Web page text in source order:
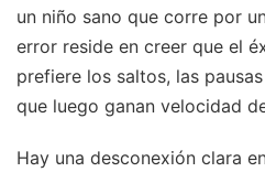
un niño sano que corre por
error reside en creer que el
prefiere los saltos, las
que luego ganan velocidad
Hay una desconexión clara